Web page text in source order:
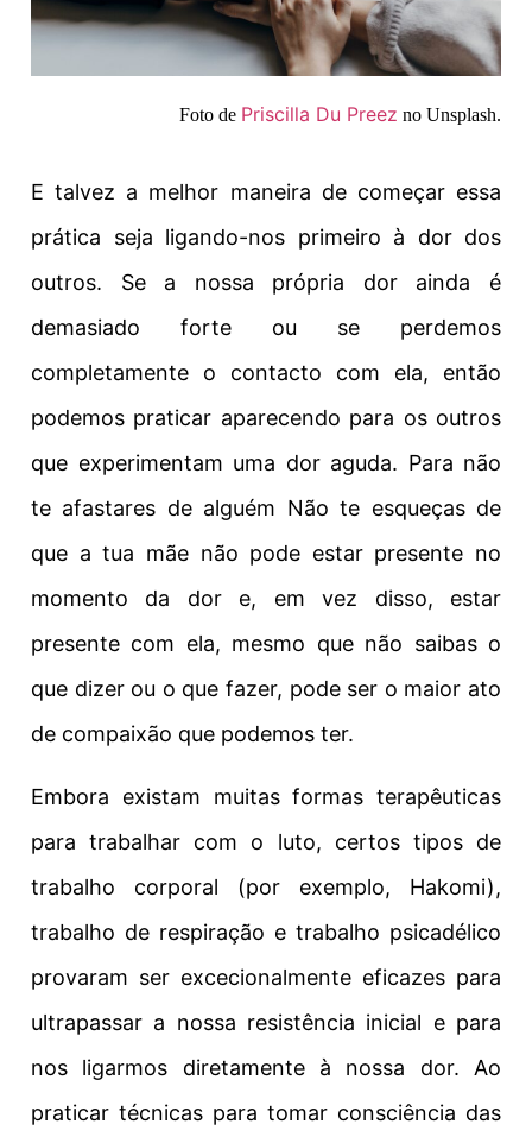
Foto de Priscilla Du Preez no Unsplash.
E talvez a melhor maneira de começar essa
prática seja ligando-nos primeiro à dor dos
outros. Se a nossa própria dor ainda é
demasiado forte ou se perdemos
completamente o contacto com ela, então
podemos praticar aparecendo para os outros
que experimentam uma dor aguda. Para não
te afastares de alguém Não te esqueças de
que a tua mãe não pode estar presente no
momento da dor e, em vez disso, estar
presente com ela, mesmo que não saibas o
que dizer ou o que fazer, pode ser o maior ato
de compaixão que podemos ter.
Embora existam muitas formas terapêuticas
para trabalhar com o luto, certos tipos de
trabalho corporal (por exemplo, Hakomi),
trabalho de respiração e trabalho psicadélico
provaram ser excecionalmente eficazes para
ultrapassar a nossa resistência inicial e para
nos ligarmos diretamente à nossa dor. Ao
praticar técnicas para tomar consciência das